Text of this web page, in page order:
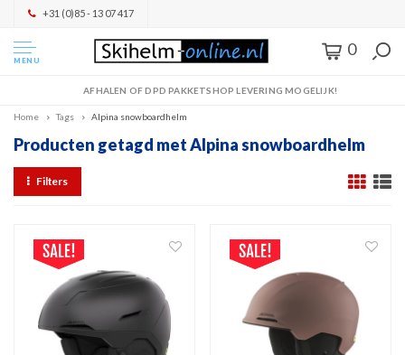
+31 (0)85 - 13 07 417
MENU
0
AFHALEN OF DPD PAKKETSHOP LEVERING MOGELIJK!
Home Tags Alpina snowboardhelm
Producten getagd met Alpina snowboardhelm
Filters